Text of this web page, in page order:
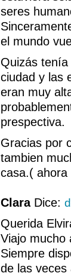
seres
el mundo
Quizás
ciudad y las
eran muy
prespectiva.
Gracias por
tambien
casa.( ahora
ClaraDice:
Querida
Viajo mucho
Siempre
de las veces